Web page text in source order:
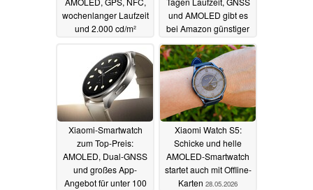
wochenlanger Laufzeit
und 2.000 cd/m²
und AMOLED gibt es
bei Amazon günstiger
12.07.2026
Xiaomi-Smartwatch
zum Top-Preis:
AMOLED, Dual-GNSS
und großes App-
Angebot für unter 100
Xiaomi Watch S5:
Schicke und helle
AMOLED-Smartwatch
startet auch mit Offline-
Karten 28.05.2026